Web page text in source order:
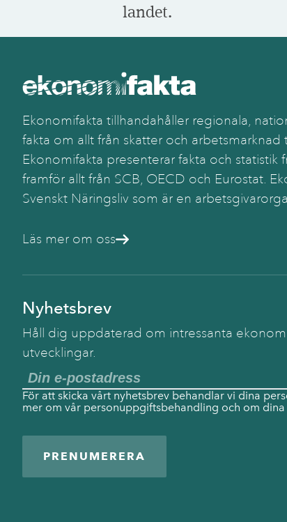
landet.
Ekonomifakta tillhandahåller regionala,
fakta om allt från skatter och arbetsmarknad
Ekonomifakta presenterar fakta och statistik
framför allt från SCB, OECD och Eurostat.
Svenskt Näringsliv som är en
Läs mer om oss
Nyhetsbrev
Håll dig uppdaterad om intressanta
utvecklingar.
För att skicka vårt nyhetsbrev behandlar vi dina
mer om vår personuppgiftsbehandling och om
PRENUMERERA